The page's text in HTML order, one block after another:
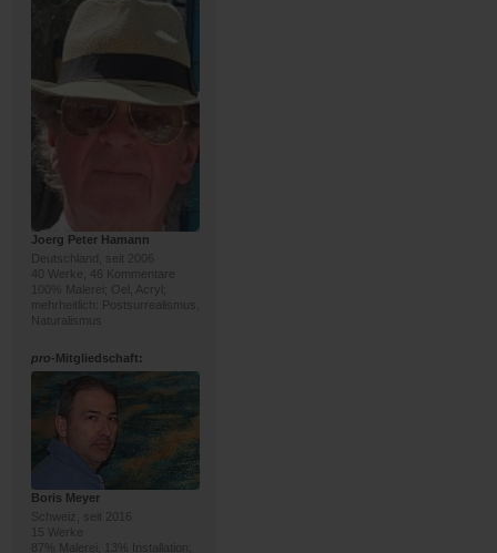
Joerg Peter Hamann
Deutschland, seit 2006
40 Werke, 46 Kommentare
100% Malerei; Oel, Acryl;
mehrheitlich: Postsurrealismus,
Naturalismus
pro-Mitgliedschaft:
Boris Meyer
Schweiz, seit 2016
15 Werke
87% Malerei, 13% Installation;